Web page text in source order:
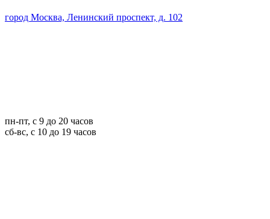
город Москва, Ленинский проспект, д. 102
пн-пт, с 9 до 20 часов
сб-вс, с 10 до 19 часов